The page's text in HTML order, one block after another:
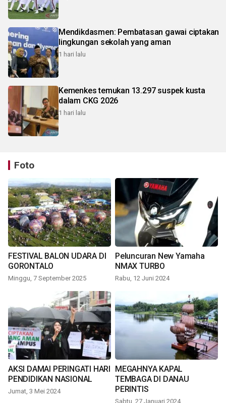
Mendikdasmen: Pembatasan gawai ciptakan
lingkungan sekolah yang aman
1 hari lalu
Kemenkes temukan 13.297 suspek kusta
dalam CKG 2026
1 hari lalu
Foto
FESTIVAL BALON UDARA DI
GORONTALO
Minggu, 7 September 2025
Peluncuran New Yamaha
NMAX TURBO
Rabu, 12 Juni 2024
AKSI DAMAI PERINGATI HARI
PENDIDIKAN NASIONAL
Jumat, 3 Mei 2024
MEGAHNYA KAPAL
TEMBAGA DI DANAU
PERINTIS
Sabtu, 27 Januari 2024